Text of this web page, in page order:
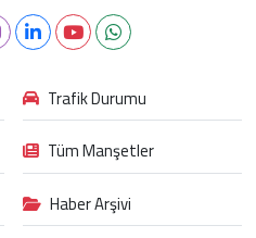
Trafik Durumu
Tüm Manşetler
Haber Arşivi